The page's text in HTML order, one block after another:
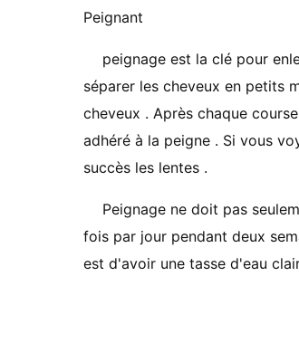
Peignant
peignage est la clé pour
séparer les cheveux en petits
cheveux . Après chaque
adhéré à la peigne . Si vous
succès les lentes .
Peignage ne ​​doit pas
fois par jour pendant deux
est d'avoir une tasse d'eau